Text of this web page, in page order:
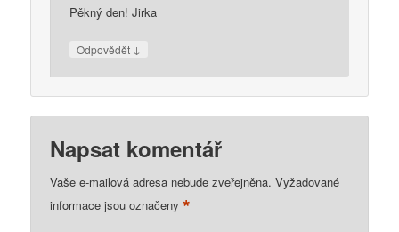
Pěkný den! Jirka
Odpovědět ↓
Napsat komentář
Vaše e-mailová adresa nebude zveřejněna. Vyžadované
informace jsou označeny*